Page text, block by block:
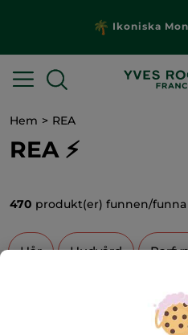
Ikoniska
Hem REA
REA ⚡
470 produkt(er) funnen/funna
Hår Hudvård